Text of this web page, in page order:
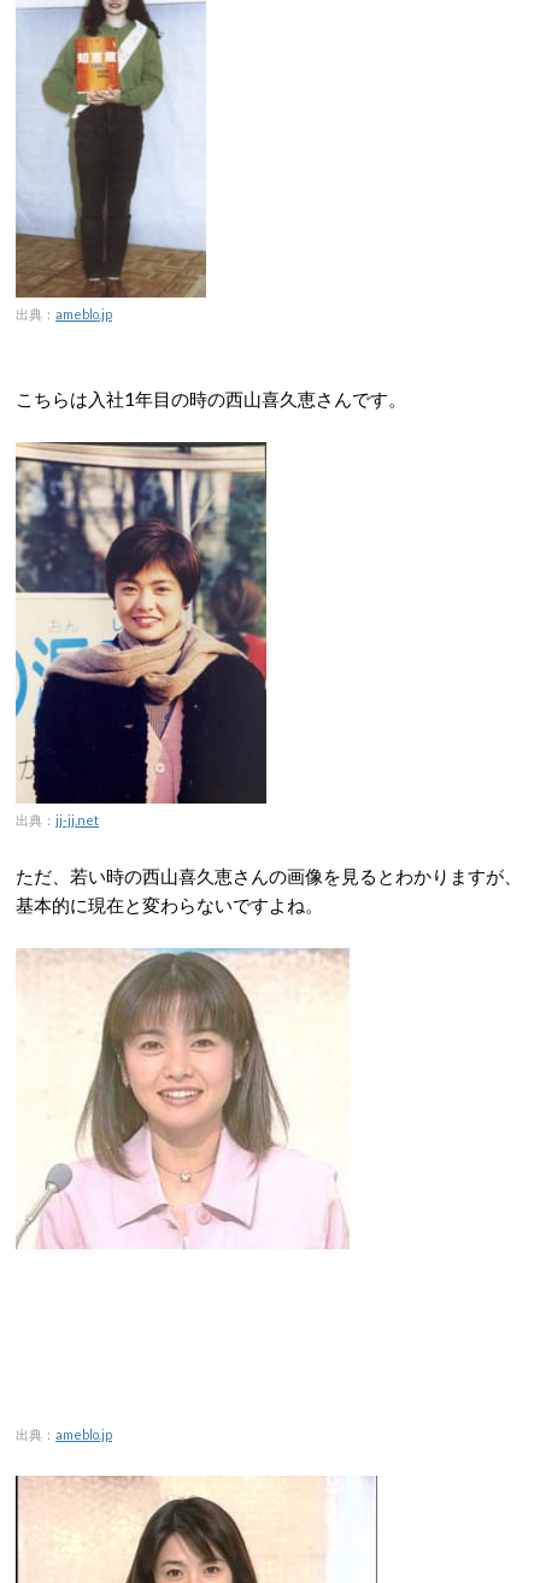
出典： ameblo.jp
こちらは入社1年目の時の西山喜久恵さんです。
出典： jj-jj.net
ただ、若い時の西山喜久恵さんの画像を見るとわかりますが、
基本的に現在と変わらないですよね。
出典： ameblo.jp